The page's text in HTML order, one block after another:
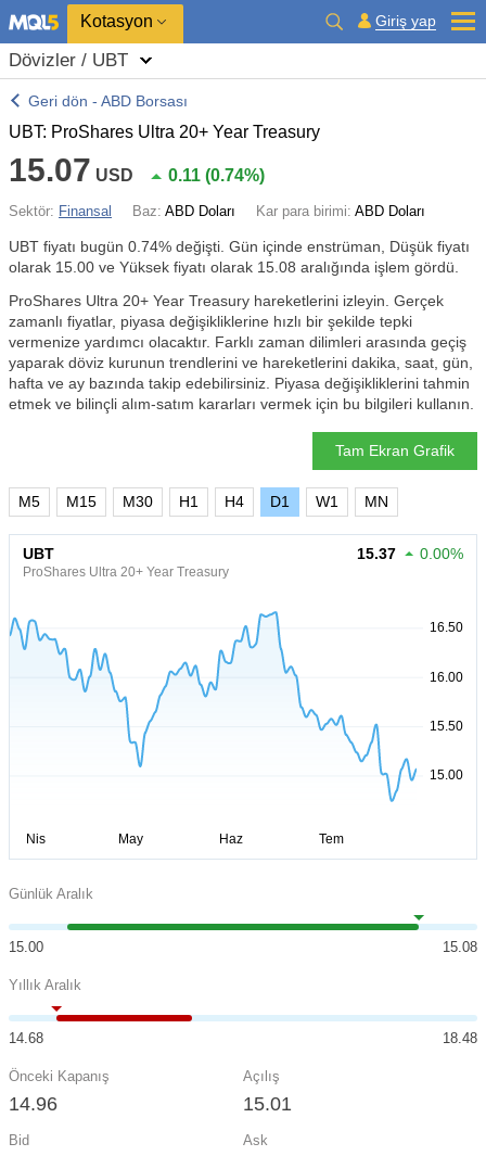
Kotasyon Giriş yap
Dövizler / UBT
Geri dön - ABD Borsası
UBT: ProShares Ultra 20+ Year Treasury
15.07 USD 0.11 (0.74%)
Sektör: Finansal Baz: ABD Doları Kar para birimi: ABD Doları
UBT fiyatı bugün 0.74% değişti. Gün içinde enstrüman, Düşük fiyatı
olarak 15.00 ve Yüksek fiyatı olarak 15.08 aralığında işlem gördü.
ProShares Ultra 20+ Year Treasury hareketlerini izleyin. Gerçek
zamanlı fiyatlar, piyasa değişikliklerine hızlı bir şekilde tepki
vermenize yardımcı olacaktır. Farklı zaman dilimleri arasında geçiş
yaparak döviz kurunun trendlerini ve hareketlerini dakika, saat, gün,
hafta ve ay bazında takip edebilirsiniz. Piyasa değişikliklerini tahmin
etmek ve bilinçli alım-satım kararları vermek için bu bilgileri kullanın.
Tam Ekran Grafik
M5 M15 M30 H1 H4 D1 W1 MN
UBT
ProShares Ultra 20+ Year Treasury
15.37 0.00%
Günlük Aralık
15.00 15.08
Yıllık Aralık
14.68 18.48
Önceki Kapanış
14.96
Açılış
15.01
Bid Ask